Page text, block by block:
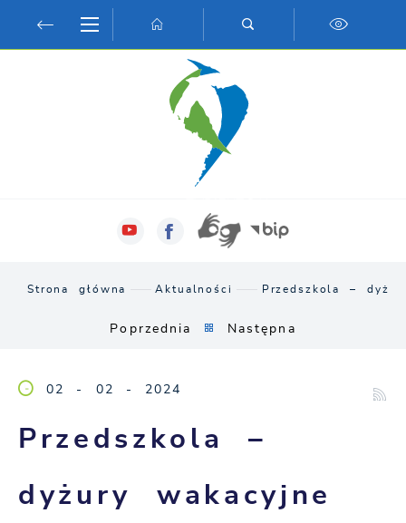
Przejdź do menu.
Przejdź do wyszukiwarki.
Przejdź do treści.
Przejdź do ustawień wielkości czcionki.
Włącz wersję kontrastową strony.
Strona główna Aktualności Przedszkola –
Poprzednia Następna
02 - 02 - 2024
Przedszkola –
dyżury wakacyjne